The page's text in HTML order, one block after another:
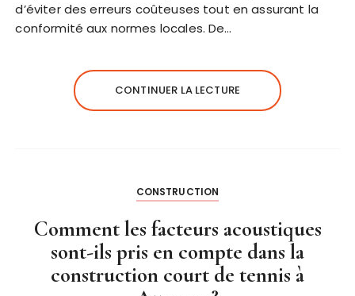
d’éviter des erreurs coûteuses tout en assurant la
conformité aux normes locales. De…
CONTINUER LA LECTURE
CONSTRUCTION
Comment les facteurs acoustiques
sont-ils pris en compte dans la
construction court de tennis à